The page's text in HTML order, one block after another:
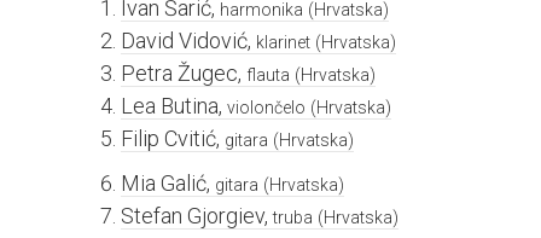
Ivan Šarić, harmonika (Hrvatska)
David Vidović, klarinet (Hrvatska)
Petra Žugec, flauta (Hrvatska)
Lea Butina, violončelo (Hrvatska)
Filip Cvitić, gitara (Hrvatska)
Mia Galić, gitara (Hrvatska)
Stefan Gjorgiev,truba (Hrvatska)